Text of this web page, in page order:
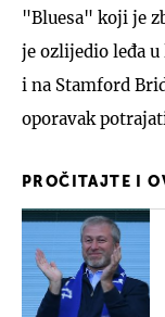
"Bluesa" koji je
je ozlijedio leđa
i na Stamford
oporavak
PROČITAJTE I